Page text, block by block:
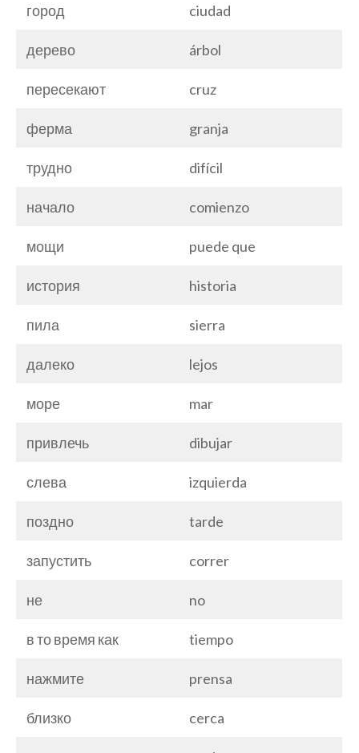
город ciudad
дерево árbol
пересекают cruz
ферма granja
трудно difícil
начало comienzo
мощи puede que
история historia
пила sierra
далеко lejos
море mar
привлечь dibujar
слева izquierda
поздно tarde
запустить correr
не no
в то время как tiempo
нажмите prensa
близко cerca